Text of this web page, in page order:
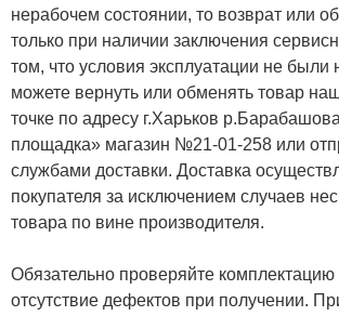
нерабочем состоянии, то возврат или
только при наличии заключения
том, что условия эксплуатации не
можете вернуть или обменять товар
точке по адресу г.Харьков
площадка» магазин №21-01-258 или
службами доставки. Доставка
покупателя за исключением случаев
товара по вине производителя.
Обязательно проверяйте комплектацию
отсутствие дефектов при получении.